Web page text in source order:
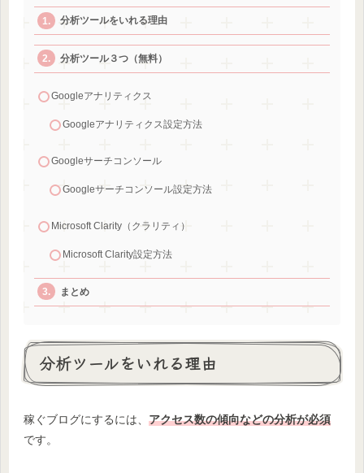
分析ツールをいれる理由
分析ツール３つ（無料）
Googleアナリティクス
Googleアナリティクス設定方法
Googleサーチコンソール
Googleサーチコンソール設定方法
Microsoft Clarity（クラリティ）
Microsoft Clarity設定方法
まとめ
分析ツールをいれる理由
稼ぐブログにするには、 アクセス数の傾向などの分析が必須
です。